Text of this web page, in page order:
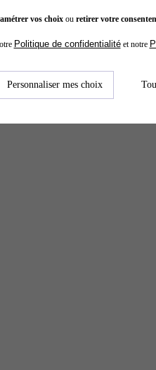
vos choixou retirer votre
Politique de confidentialitéet notre
Personnaliser mes choix